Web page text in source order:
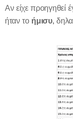
Αν είχε προηγηθεί
ήταν το ήμισυ,